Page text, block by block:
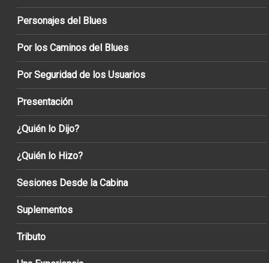
Personajes del Blues
Por los Caminos del Blues
Por Seguridad de los Usuarios
Presentación
¿Quién lo Dijo?
¿Quién lo Hizo?
Sesiones Desde la Cabina
Suplementos
Tributo